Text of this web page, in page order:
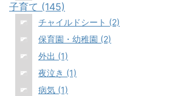
子育て (145)
チャイルドシート (2)
保育園・幼稚園 (2)
外出 (1)
夜泣き (1)
病気 (1)